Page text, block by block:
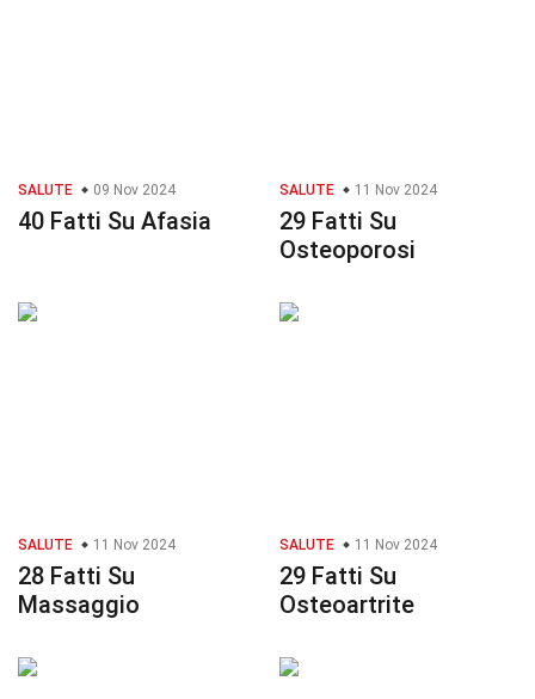
SALUTE 09 Nov 2024
40 Fatti Su Afasia
SALUTE 11 Nov 2024
29 Fatti Su
Osteoporosi
SALUTE 11 Nov 2024
28 Fatti Su
Massaggio
SALUTE 11 Nov 2024
29 Fatti Su
Osteoartrite